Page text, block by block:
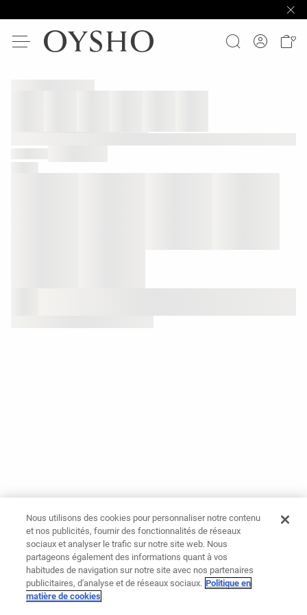
Nous utilisons des cookies pour personnaliser notre contenu
et nos publicités, fournir des fonctionnalités de réseaux
sociaux et analyser le trafic sur notre site web. Nous
partageons également des informations quant à vos
habitudes de navigation sur notre site avec nos partenaires
publicitaires, d'analyse et de réseaux sociaux. Politique en
matière de cookies